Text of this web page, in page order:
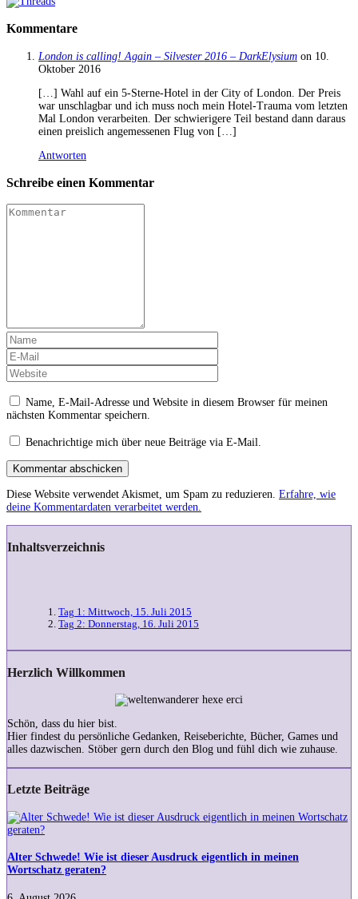
Kommentare
London is calling! Again – Silvester 2016 – DarkElysium on 10.
Oktober 2016
[…] Wahl auf ein 5-Sterne-Hotel in der City of London. Der Preis
war unschlagbar und ich muss noch mein Hotel-Trauma vom letzten
Mal London verarbeiten. Der schwierigere Teil bestand dann daraus
einen preislich angemessenen Flug von […]
Antworten
Schreibe einen Kommentar
Name, E-Mail-Adresse und Website in diesem Browser für meinen
nächsten Kommentar speichern.
Benachrichtige mich über neue Beiträge via E-Mail.
Kommentar abschicken
Diese Website verwendet Akismet, um Spam zu reduzieren. Erfahre, wie
deine Kommentardaten verarbeitet werden.
Inhaltsverzeichnis
Tag 1: Mittwoch, 15. Juli 2015
Tag 2: Donnerstag, 16. Juli 2015
Herzlich Willkommen
Schön, dass du hier bist.
Hier findest du persönliche Gedanken, Reiseberichte, Bücher, Games und
alles dazwischen. Stöber gern durch den Blog und fühl dich wie zuhause.
Letzte Beiträge
Alter
Schwede!
ist
dieser
eigentlich
Alter Schwede! Wie ist dieser Ausdruck eigentlich in meinen
Wortschatz geraten?